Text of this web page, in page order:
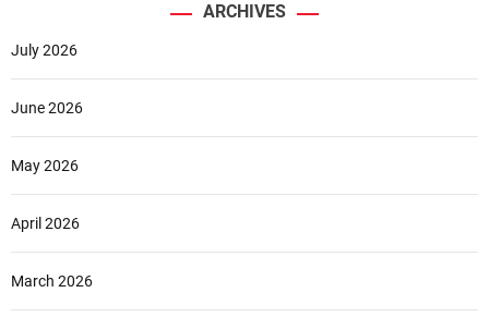
ARCHIVES
July 2026
June 2026
May 2026
April 2026
March 2026